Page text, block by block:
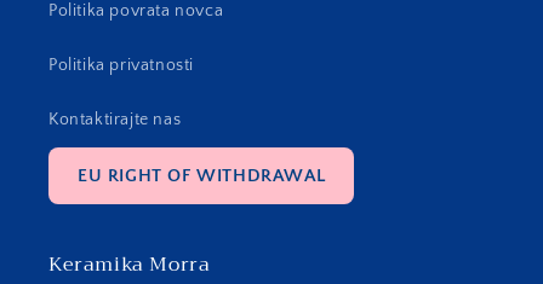
Politika povrata novca
Politika privatnosti
Kontaktirajte nas
EU RIGHT OF WITHDRAWAL
Keramika Morra